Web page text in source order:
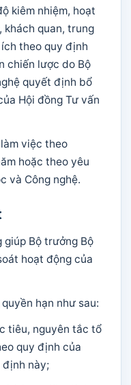
kiêm nhiệm, hoạt
khách quan, trung
theo quy định
chiến lược do Bộ
quyết định bổ
Hội đồng Tư vấn
việc theo
hoặc theo yêu
và Công nghệ.
giúp Bộ trưởng Bộ
hoạt động của
hạn như sau:
tiêu, nguyên tắc tổ
quy định của
định này;